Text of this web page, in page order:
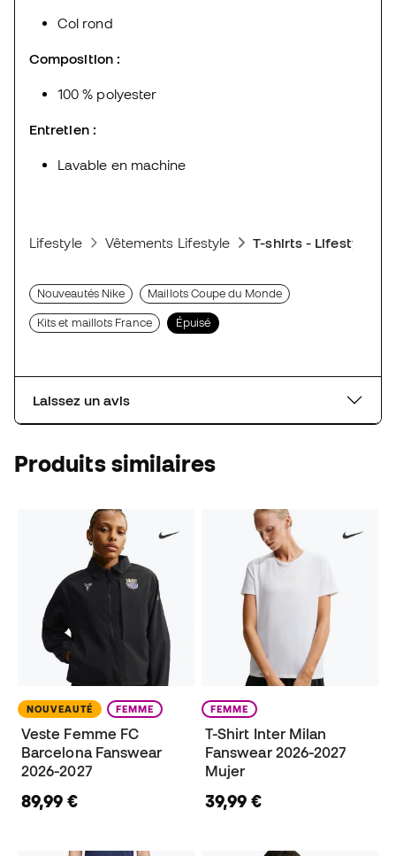
Col rond
Composition :
100 % polyester
Entretien :
Lavable en machine
Lifestyle Vêtements Lifestyle T-shirts - Lifestyle
Nouveautés Nike Maillots Coupe du Monde
Kits et maillots France Épuisé
Laissez un avis
Produits similaires
NOUVEAUTÉ FEMME
Veste Femme FC
Barcelona Fanswear
2026-2027
89,99 €
FEMME
T-Shirt Inter Milan
Fanswear 2026-2027
Mujer
39,99 €